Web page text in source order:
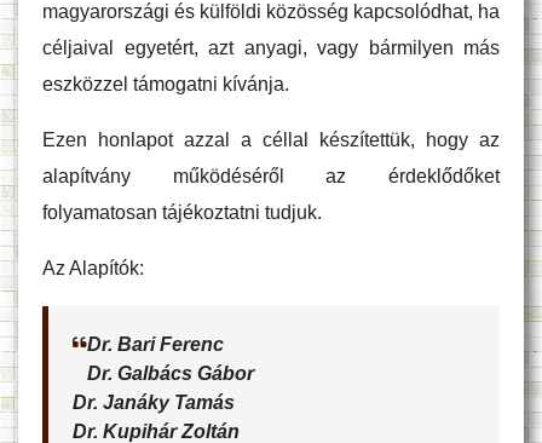
magyarországi és külföldi közösség kapcsolódhat, ha
céljaival egyetért, azt anyagi, vagy bármilyen más
eszközzel támogatni kívánja.
Ezen honlapot azzal a céllal készítettük, hogy az
alapítvány működéséről az érdeklődőket
folyamatosan tájékoztatni tudjuk.
Az Alapítók:
Dr. Bari Ferenc
Dr. Galbács Gábor
Dr. Janáky Tamás
Dr. Kupihár Zoltán